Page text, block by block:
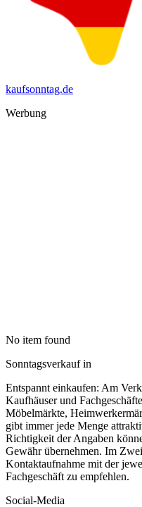
kaufsonntag.de
Werbung
No item found
Sonntagsverkauf in
Entspannt einkaufen: Am
Kaufhäuser und
Möbelmärkte,
gibt immer jede Menge
Richtigkeit der Angaben
Gewähr übernehmen. Im
Kontaktaufnahme mit der
Fachgeschäft zu empfehlen.
Social-Media